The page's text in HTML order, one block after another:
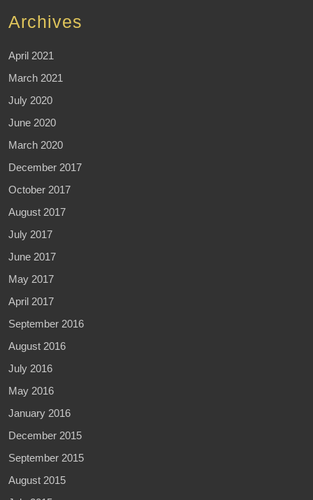
Archives
April 2021
March 2021
July 2020
June 2020
March 2020
December 2017
October 2017
August 2017
July 2017
June 2017
May 2017
April 2017
September 2016
August 2016
July 2016
May 2016
January 2016
December 2015
September 2015
August 2015